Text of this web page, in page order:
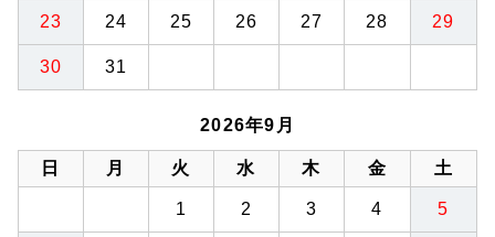
23 24 25 26 27 28 29
30 31
2026年9月
日 月 火 水 木 金 土
1 2 3 4 5